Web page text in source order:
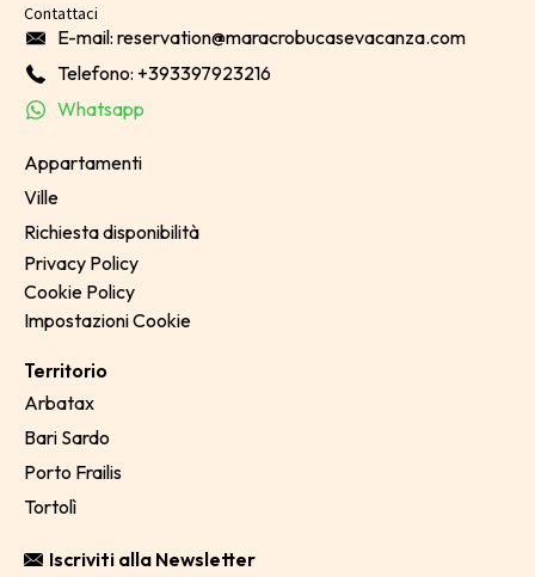
Contattaci
E-mail: reservation@maracrobucasevacanza.com
Telefono: +393397923216
Whatsapp
Appartamenti
Ville
Richiesta disponibilità
Privacy Policy
Cookie Policy
Impostazioni Cookie
Territorio
Arbatax
Bari Sardo
Porto Frailis
Tortolì
Iscriviti alla Newsletter